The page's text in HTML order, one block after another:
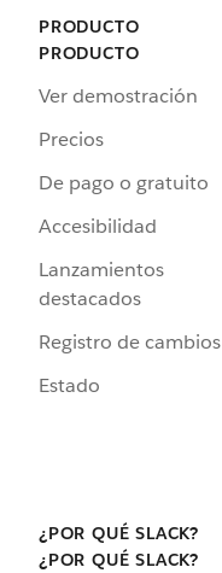
PRODUCTO
PRODUCTO
Ver demostración
Precios
De pago o gratuito
Accesibilidad
Lanzamientos
destacados
Registro de cambios
Estado
¿POR QUÉ SLACK?
¿POR QUÉ SLACK?